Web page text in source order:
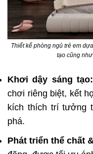
Thiết kế phòng ngủ trẻ em
tạo cũng
Khơi dậy sáng tạo:
chơi riêng biệt, kết
kích thích trí tưởng
phá.
Phát triển thể chất